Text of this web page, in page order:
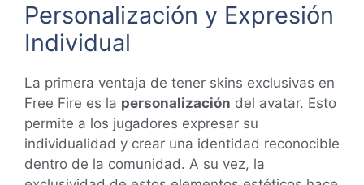
Personalización y Expresión
Individual
La primera ventaja de tener skins exclusivas en
Free Fire es la personalización del avatar. Esto
permite a los jugadores expresar su
individualidad y crear una identidad reconocible
dentro de la comunidad. A su vez, la